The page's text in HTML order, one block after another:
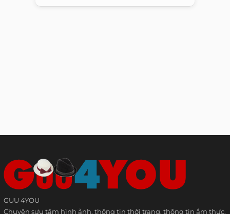
GUU 4YOU
Chuyên sưu tầm hình ảnh, thông tin thời trang, thông tin ẩm thực,